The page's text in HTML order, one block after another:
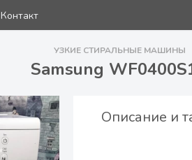
Контакт
УЗКИЕ СТИРАЛЬНЫЕ МАШИНЫ
Samsung
Описание и